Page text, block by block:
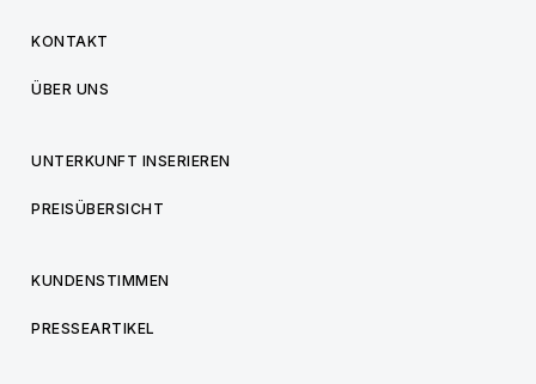
KONTAKT
ÜBER UNS
UNTERKUNFT INSERIEREN
PREISÜBERSICHT
KUNDENSTIMMEN
PRESSEARTIKEL